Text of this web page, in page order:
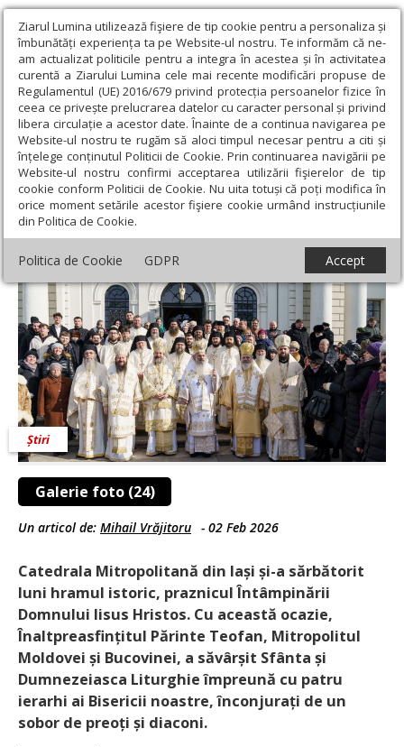
Ziarul Lumina utilizează fişiere de tip cookie pentru a personaliza și
îmbunătăți experiența ta pe Website-ul nostru. Te informăm că ne-
am actualizat politicile pentru a integra în acestea și în activitatea
curentă a Ziarului Lumina cele mai recente modificări propuse de
Regulamentul (UE) 2016/679 privind protecția persoanelor fizice în
ceea ce privește prelucrarea datelor cu caracter personal și privind
libera circulație a acestor date. Înainte de a continua navigarea pe
Website-ul nostru te rugăm să aloci timpul necesar pentru a citi și
înțelege conținutul Politicii de Cookie. Prin continuarea navigării pe
Website-ul nostru confirmi acceptarea utilizării fişierelor de tip
cookie conform Politicii de Cookie. Nu uita totuși că poți modifica în
orice moment setările acestor fişiere cookie urmând instrucțiunile
din Politica de Cookie.
Politica de Cookie GDPR Accept
Ziarul Lumina › Actualitate religioasă › Știri › Hramul istoric al
Catedralei Mitropolitane din Iași
Hramul istoric al Catedralei Mitropolitane
din Iași
Galerie foto (24)
Știri
Un articol de: Mihail Vrăjitoru - 02 Feb 2026
Catedrala Mitropolitană din Iași și-a sărbătorit
luni hramul istoric, praznicul Întâmpinării
Domnului Iisus Hristos. Cu această ocazie,
Înaltpreasfințitul Părinte Teofan, Mitropolitul
Moldovei și Bucovinei, a săvârșit Sfânta și
Dumnezeiasca Liturghie împreună cu patru
ierarhi ai Bisericii noastre, înconjurați de un
sobor de preoți și diaconi.